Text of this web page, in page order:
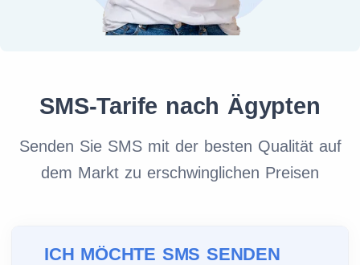
SMS-Tarife nach Ägypten
Senden Sie SMS mit der besten Qualität auf
dem Markt zu erschwinglichen Preisen
ICH MÖCHTE SMS SENDEN